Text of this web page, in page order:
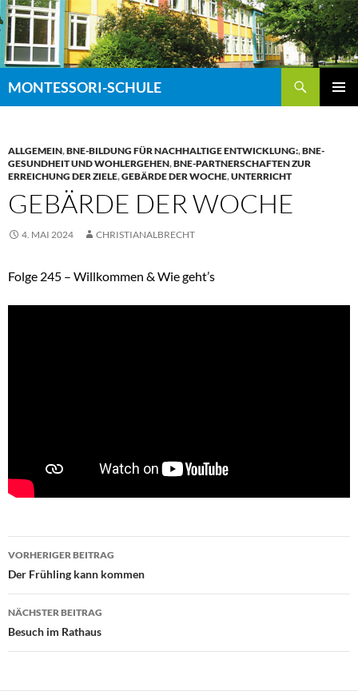
Zum
Inhalt
springen
MONTESSORI-SCHULE
ALLGEMEIN,BNE-BILDUNG FÜR NACHHALTIGE ENTWICKLUNG:,BNE-
GESUNDHEIT UND WOHLERGEHEN,BNE-PARTNERSCHAFTEN ZUR
ERREICHUNG DER ZIELE,GEBÄRDE DER WOCHE,UNTERRICHT
GEBÄRDE DER WOCHE
4. MAI 2024 CHRISTIANALBRECHT
Folge 245 – Willkommen & Wie geht’s
Beitragsnavigation
VORHERIGER BEITRAG
Der Frühling kann kommen
NÄCHSTER BEITRAG
Besuch im Rathaus